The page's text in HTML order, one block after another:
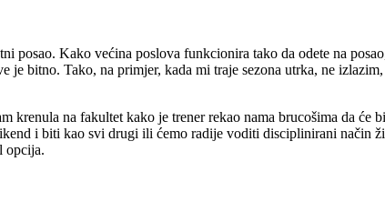
posao. Kako većina poslova funkcionira tako da odete na
je bitno. Tako, na primjer, kada mi traje sezona utrka, ne
krenula na fakultet kako je trener rekao nama brucošima da
i biti kao svi drugi ili ćemo radije voditi disciplinirani način
opcija.